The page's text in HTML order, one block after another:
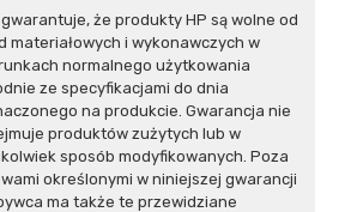
gwarantuje, że produkty HP są wolne od
materiałowych i wykonawczych w
normalnego użytkowania
ze specyfikacjami do dnia
na produkcie. Gwarancja nie
produktów zużytych lub w
sposób modyfikowanych. Poza
określonymi w niniejszej gwarancji
ma także te przewidziane